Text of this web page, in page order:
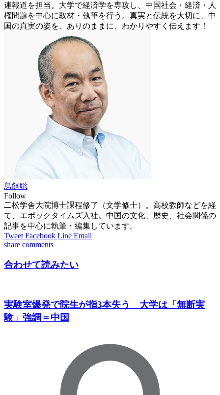
連報道を担当。大学で経済学を専攻し、中国社会・経済・人
権問題を中心に取材・執筆を行う。真実と伝統を大切に、中
国の真実の姿を、ありのままに、わかりやすく伝えます！
鳥飼聡
Follow
二松学舎大院博士課程修了（文学修士）。高校教師などを経
て、エポックタイムズ入社。中国の文化、歴史、社会関係の
記事を中心に執筆・編集しています。
Tweet Facebook Line Email
share comments
合わせて読みたい
実験室爆発で院生が指3本失う 大学は「無断実
験」強調＝中国